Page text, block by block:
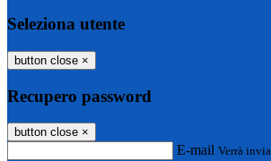
Seleziona utente
button close ×
Recupero password
button close ×
E-mail Verrà